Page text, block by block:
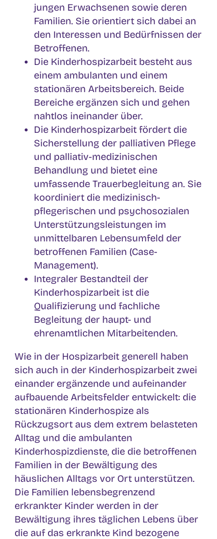
jungen Erwachsenen sowie deren
Familien. Sie orientiert sich dabei an
den Interessen und Bedürfnissen der
Betroffenen.
Die Kinderhospizarbeit besteht aus
einem ambulanten und einem
stationären Arbeitsbereich. Beide
Bereiche ergänzen sich und gehen
nahtlos ineinander über.
Die Kinderhospizarbeit fördert die
Sicherstellung der palliativen Pflege
und palliativ-medizinischen
Behandlung und bietet eine
umfassende Trauerbegleitung an. Sie
koordiniert die medizinisch-
pflegerischen und psychosozialen
Unterstützungsleistungen im
unmittelbaren Lebensumfeld der
betroffenen Familien (Case-
Management).
Integraler Bestandteil der
Kinderhospizarbeit ist die
Qualifizierung und fachliche
Begleitung der haupt- und
ehrenamtlichen Mitarbeitenden.
Wie in der Hospizarbeit generell haben
sich auch in der Kinderhospizarbeit zwei
einander ergänzende und aufeinander
aufbauende Arbeitsfelder entwickelt: die
stationären Kinderhospize als
Rückzugsort aus dem extrem belasteten
Alltag und die ambulanten
Kinderhospizdienste, die die betroffenen
Familien in der Bewältigung des
häuslichen Alltags vor Ort unterstützen.
Die Familien lebensbegrenzend
erkrankter Kinder werden in der
Bewältigung ihres täglichen Lebens über
die auf das erkrankte Kind bezogene